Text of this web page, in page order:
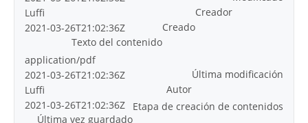
Creador
Luffi
Creado
2021-03-26T21:02:36Z
Texto del contenido
application/pdf
Última modificación
2021-03-26T21:02:36Z
Autor
Luffi
Etapa de creación de contenidos
2021-03-26T21:02:36Z
Última vez guardado